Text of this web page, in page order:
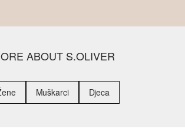
ABOUT S.OLIVER
Muškarci Djeca